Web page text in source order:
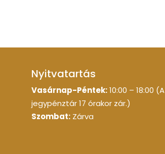
Nyitvatartás
Vasárnap-Péntek:10:00 – 18:00 (A
jegypénztár 17 órakor zár.)
Szombat: Zárva